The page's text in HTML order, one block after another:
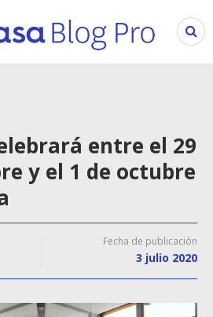
entre el 29
y el 1 de octubre
Fecha de publicación
3 julio 2020